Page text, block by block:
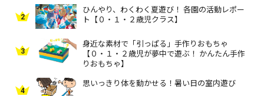
2
ひんやり、わくわく夏遊び！ 各園の活動レポー
ト【０・１・２歳児クラス】
3
身近な素材で「引っぱる」手作りおもちゃ
【０・１・２歳児が夢中で遊ぶ！ かんたん手作
りおもちゃ】
4
思いっきり体を動かせる！暑い日の室内遊び